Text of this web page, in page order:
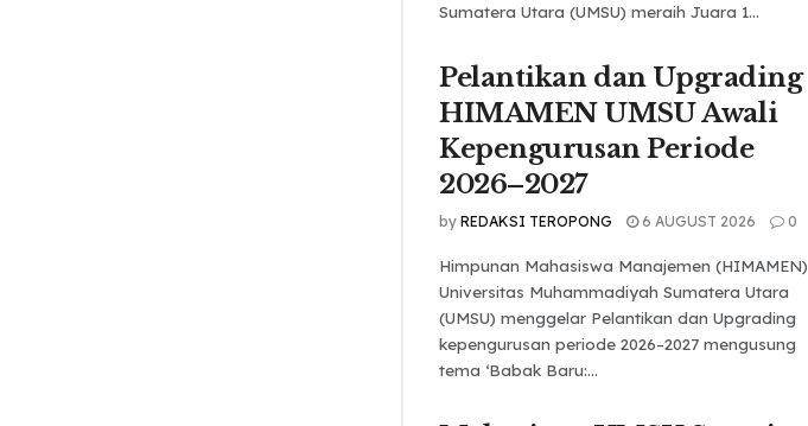
Sumatera Utara (UMSU) meraih Juara 1...
Pelantikan dan Upgrading
HIMAMEN UMSU Awali
Kepengurusan Periode
2026–2027
by REDAKSI TEROPONG 6 AUGUST 2026 0
Himpunan Mahasiswa Manajemen (HIMAMEN)
Universitas Muhammadiyah Sumatera Utara
(UMSU) menggelar Pelantikan dan Upgrading
kepengurusan periode 2026–2027 mengusung
tema ‘Babak Baru:...